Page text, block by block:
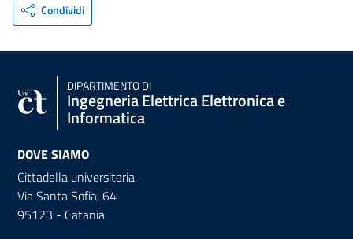
Condividi
DIPARTIMENTO DI
Ingegneria Elettrica Elettronica e
Informatica
DOVE SIAMO
Cittadella universitaria
Via Santa Sofia, 64
95123 - Catania